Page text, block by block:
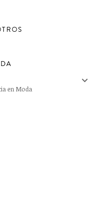

en Moda